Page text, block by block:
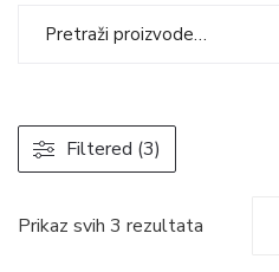
Prikaz svih 3 rezultata
Filtered (3)